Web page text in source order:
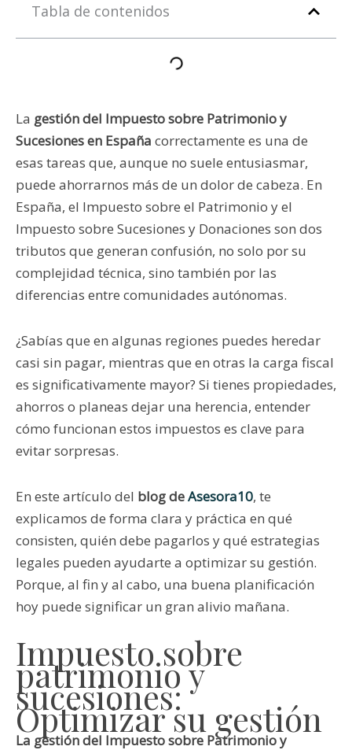
Tabla de contenidos
La gestión del Impuesto sobre Patrimonio y
Sucesiones en España correctamente es una de
esas tareas que, aunque no suele entusiasmar,
puede ahorrarnos más de un dolor de cabeza. En
España, el Impuesto sobre el Patrimonio y el
Impuesto sobre Sucesiones y Donaciones son dos
tributos que generan confusión, no solo por su
complejidad técnica, sino también por las
diferencias entre comunidades autónomas.
¿Sabías que en algunas regiones puedes heredar
casi sin pagar, mientras que en otras la carga fiscal
es significativamente mayor? Si tienes propiedades,
ahorros o planeas dejar una herencia, entender
cómo funcionan estos impuestos es clave para
evitar sorpresas.
En este artículo del blog deAsesora10, te
explicamos de forma clara y práctica en qué
consisten, quién debe pagarlos y qué estrategias
legales pueden ayudarte a optimizar su gestión.
Porque, al fin y al cabo, una buena planificación
hoy puede significar un gran alivio mañana.
Impuesto sobre
patrimonio y
sucesiones:
Optimizar su gestión
La gestión del Impuesto sobre Patrimonio y